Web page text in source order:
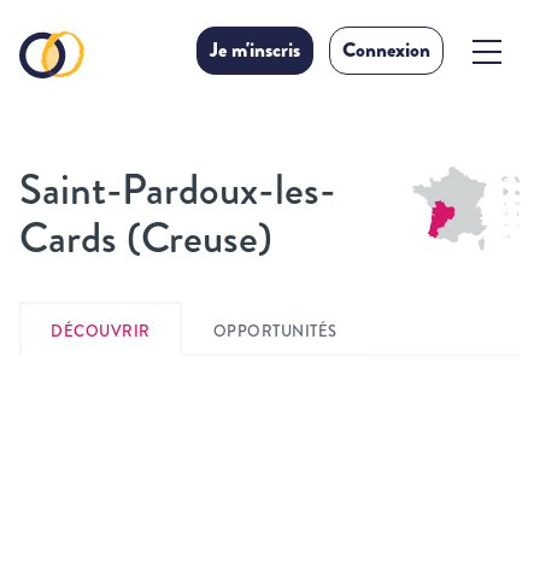
Je m'inscris Connexion
Saint-Pardoux-les-
Cards (Creuse)
DÉCOUVRIR OPPORTUNITÉS